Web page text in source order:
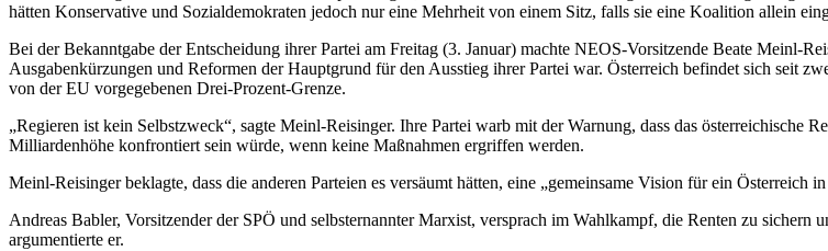
hätten Konservative und Sozialdemokraten jedoch nur eine Mehrheit von einem Sitz, falls sie eine Koalition allein
Bei der Bekanntgabe der Entscheidung ihrer Partei am Freitag (3. Januar) machte NEOS-Vorsitzende Beate Meinl-
Ausgabenkürzungen und Reformen der Hauptgrund für den Ausstieg ihrer Partei war. Österreich befindet sich seit
von der EU vorgegebenen Drei-Prozent-Grenze.
„Regieren ist kein Selbstzweck“, sagte Meinl-Reisinger. Ihre Partei warb mit der Warnung, dass das österreichische
Milliardenhöhe konfrontiert sein würde, wenn keine Maßnahmen ergriffen werden.
Meinl-Reisinger beklagte, dass die anderen Parteien es versäumt hätten, eine „gemeinsame Vision für ein Österreich
Andreas Babler, Vorsitzender der SPÖ und selbsternannter Marxist, versprach im Wahlkampf, die Renten zu sichern
argumentierte er.